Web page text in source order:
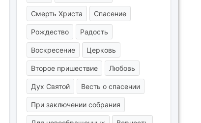
Смерть Христа Спасение
Рождество Радость
Воскресение Церковь
Второе пришествие Любовь
Дух Святой Весть о спасении
При заключении собрания